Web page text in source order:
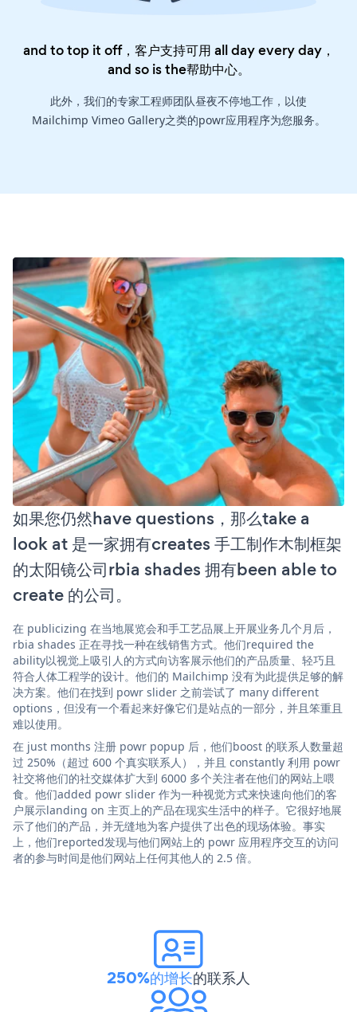
and to top it off，客户支持可用 all day every day，
and so is the帮助中心。
此外，我们的专家工程师团队昼夜不停地工作，以使
Mailchimp Vimeo Gallery之类的powr应用程序为您服务。
如果您仍然have questions，那么take a
look at 是一家拥有creates 手工制作木制框架
的太阳镜公司rbia shades 拥有been able to
create 的公司。
在 publicizing 在当地展览会和手工艺品展上开展业务几个月后，
rbia shades 正在寻找一种在线销售方式。他们required the
ability以视觉上吸引人的方式向访客展示他们的产品质量、轻巧且
符合人体工程学的设计。他们的 Mailchimp 没有为此提供足够的解
决方案。他们在找到 powr slider 之前尝试了 many different
options，但没有一个看起来好像它们是站点的一部分，并且笨重且
难以使用。
在 just months 注册 powr popup 后，他们boost 的联系人数量超
过 250%（超过 600 个真实联系人），并且 constantly 利用 powr
社交将他们的社交媒体扩大到 6000 多个关注者在他们的网站上喂
食。他们added powr slider 作为一种视觉方式来快速向他们的客
户展示landing on 主页上的产品在现实生活中的样子。它很好地展
示了他们的产品，并无缝地为客户提供了出色的现场体验。事实
上，他们reported发现与他们网站上的 powr 应用程序交互的访问
者的参与时间是他们网站上任何其他人的 2.5 倍。
250%的增长的联系人